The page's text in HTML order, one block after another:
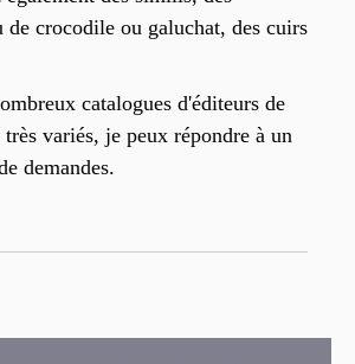
de crocodile ou galuchat, des cuirs
catalogues d'éditeurs de
très variés, je peux répondre à un
demandes.